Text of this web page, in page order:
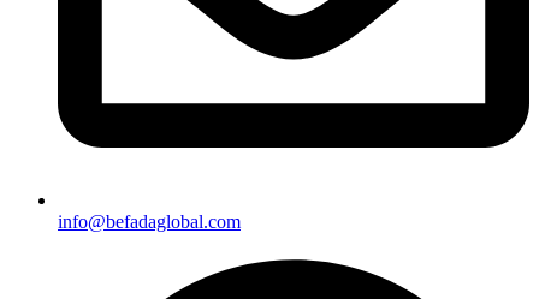
info@befadaglobal.com